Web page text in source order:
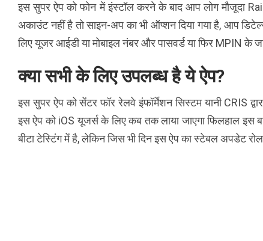
इस सुपर ऐप को फोन में इंस्टॉल करने के बाद आप लोग मौजूदा
अकाउंट नहीं है तो साइन-अप का भी ऑप्शन दिया गया है, आप
लिए यूजर आईडी या मोबाइल नंबर और पासवर्ड या फिर MPIN के
क्या सभी के लिए उपलब्ध है ये ऐप?
इस सुपर ऐप को सेंटर फॉर रेलवे इंफॉर्मेशन सिस्टम यानी CRIS
इस ऐप को iOS यूजर्स के लिए कब तक लाया जाएगा फिलहाल इस
बीटा टेस्टिंग में है, लेकिन जिस भी दिन इस ऐप का स्टेबल अपडेट